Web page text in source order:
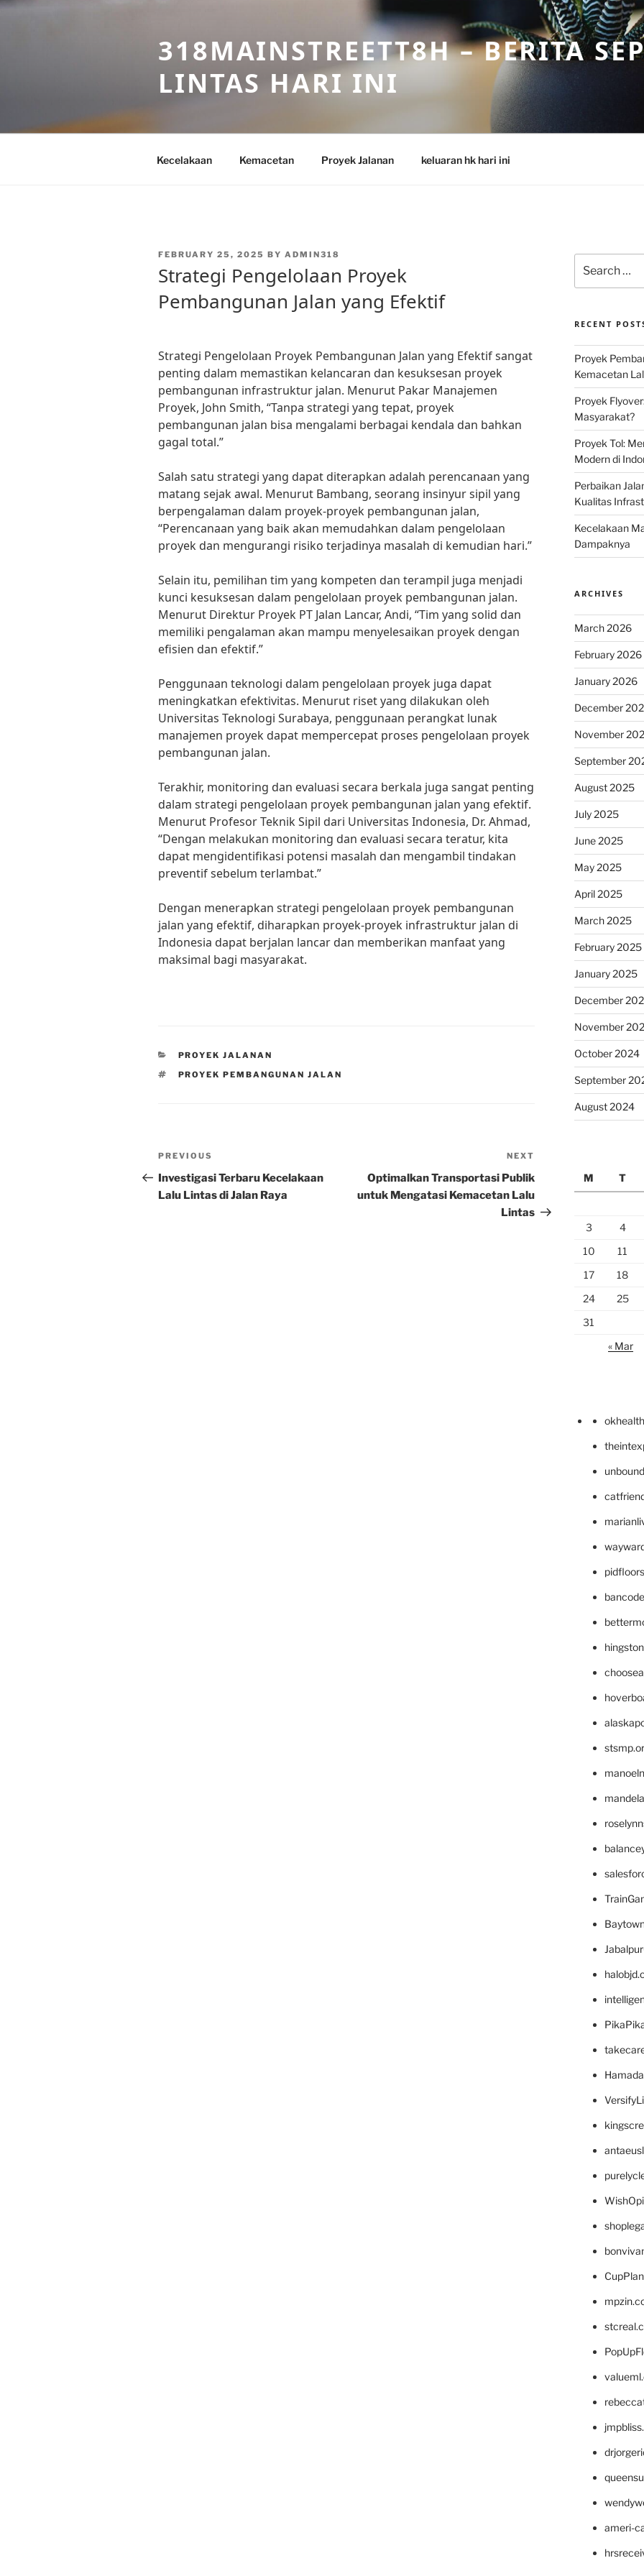
Skip
318MAINSTREETT8H – BERITA
LINTAS HARI INI
Kecelakaan Kemacetan Proyek Jalanan keluaran hk hari ini
POSTED
FEBRUARY 25, 2025 BY ADMIN318
Strategi Pengelolaan Proyek
Pembangunan Jalan yang Efektif
Strategi Pengelolaan Proyek Pembangunan Jalan yang Efektif sangat
penting dalam memastikan kelancaran dan kesuksesan proyek
pembangunan infrastruktur jalan. Menurut Pakar Manajemen
Proyek, John Smith, “Tanpa strategi yang tepat, proyek
pembangunan jalan bisa mengalami berbagai kendala dan bahkan
gagal total.”
Salah satu strategi yang dapat diterapkan adalah perencanaan yang
matang sejak awal. Menurut Bambang, seorang insinyur sipil yang
berpengalaman dalam proyek-proyek pembangunan jalan,
“Perencanaan yang baik akan memudahkan dalam pengelolaan
proyek dan mengurangi risiko terjadinya masalah di kemudian hari.”
Selain itu, pemilihan tim yang kompeten dan terampil juga menjadi
kunci kesuksesan dalam pengelolaan proyek pembangunan jalan.
Menurut Direktur Proyek PT Jalan Lancar, Andi, “Tim yang solid dan
memiliki pengalaman akan mampu menyelesaikan proyek dengan
efisien dan efektif.”
Penggunaan teknologi dalam pengelolaan proyek juga dapat
meningkatkan efektivitas. Menurut riset yang dilakukan oleh
Universitas Teknologi Surabaya, penggunaan perangkat lunak
manajemen proyek dapat mempercepat proses pengelolaan proyek
pembangunan jalan.
Terakhir, monitoring dan evaluasi secara berkala juga sangat penting
dalam strategi pengelolaan proyek pembangunan jalan yang efektif.
Menurut Profesor Teknik Sipil dari Universitas Indonesia, Dr. Ahmad,
“Dengan melakukan monitoring dan evaluasi secara teratur, kita
dapat mengidentifikasi potensi masalah dan mengambil tindakan
preventif sebelum terlambat.”
Dengan menerapkan strategi pengelolaan proyek pembangunan
jalan yang efektif, diharapkan proyek-proyek infrastruktur jalan di
Indonesia dapat berjalan lancar dan memberikan manfaat yang
maksimal bagi masyarakat.
CATEGORIES
PROYEK JALANAN
TAGS
PROYEK PEMBANGUNAN JALAN
Post
navigation
Previous
Post
PREVIOUS
Investigasi Terbaru Kecelakaan
Lalu Lintas di Jalan Raya
Post
NEXT
Optimalkan Transportasi Publik
untuk Mengatasi Kemacetan Lalu
Lintas
for:
RECENT
Proyek
Kemacetan
Proyek
Masyarakat?
Proyek Tol:
Modern di
Perbaikan
Kualitas
Kecelakaan
Dampaknya
ARCHIVES
March 2026
February 2026
January 2026
December
November
September
August 2025
July 2025
June 2025
May 2025
April 2025
March 2025
February 2025
January 2025
December
November
October 2024
September
August 2024
M
T
3
4
10
11
17
18
24
25
31
« Mar
ameri-